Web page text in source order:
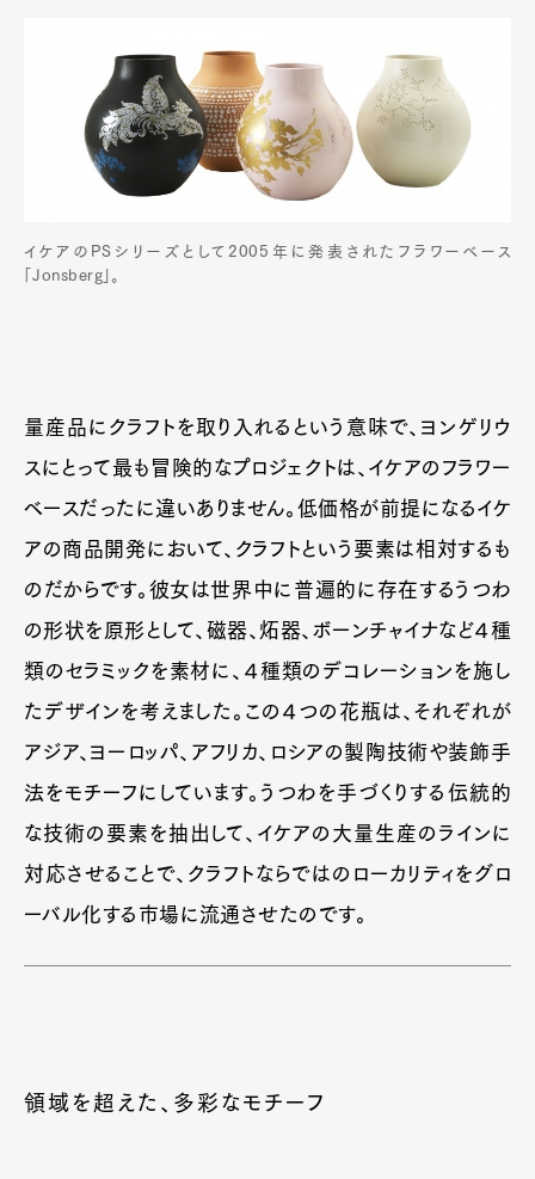
イケアのPSシリーズとして2005年に発表されたフラワーベース
「Jonsberg」。
量産品にクラフトを取り入れるという意味で、ヨンゲリウ
スにとって最も冒険的なプロジェクトは、イケアのフラワー
ベースだったに違いありません。低価格が前提になるイケ
アの商品開発において、クラフトという要素は相対するも
のだからです。彼女は世界中に普遍的に存在するうつわ
の形状を原形として、磁器、炻器、ボーンチャイナなど４種
類のセラミックを素材に、４種類のデコレーションを施し
たデザインを考えました。この４つの花瓶は、それぞれが
アジア、ヨーロッパ、アフリカ、ロシアの製陶技術や装飾手
法をモチーフにしています。うつわを手づくりする伝統的
な技術の要素を抽出して、イケアの大量生産のラインに
対応させることで、クラフトならではのローカリティをグロ
ーバル化する市場に流通させたのです。
領域を超えた、多彩なモチーフ